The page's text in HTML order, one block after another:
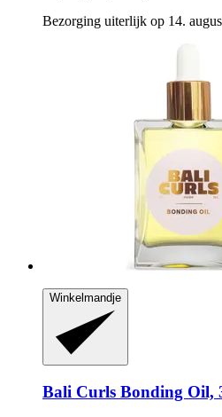
Bezorging uiterlijk op 14.
Winkelmandje
Bali Curls Bonding Oil,